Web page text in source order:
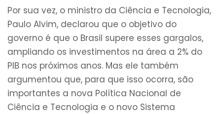
Por sua vez, o ministro da Ciência e Tecnologia,
Paulo Alvim, declarou que o objetivo do
governo é que o Brasil supere esses gargalos,
ampliando os investimentos na área a 2% do
PIB nos próximos anos. Mas ele também
argumentou que, para que isso ocorra, são
importantes a nova Política Nacional de
Ciência e Tecnologia e o novo Sistema